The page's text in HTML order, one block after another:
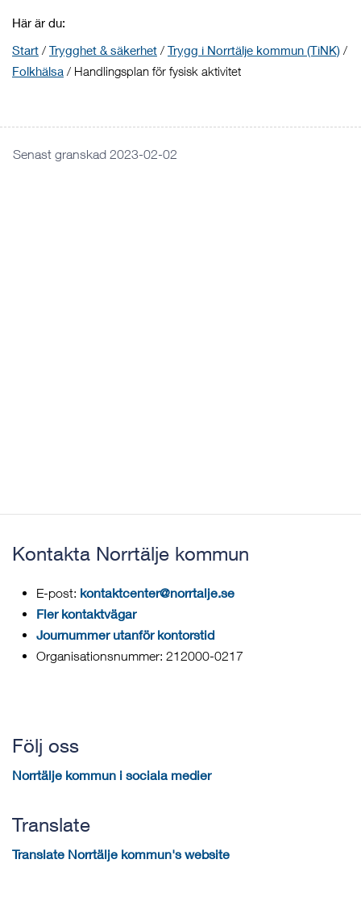
Här är du:
Start / Trygghet & säkerhet / Trygg i Norrtälje kommun (TiNK) /
Folkhälsa / Handlingsplan för fysisk aktivitet
Senast granskad 2023-02-02
Kontakta Norrtälje kommun
E-post: kontaktcenter@norrtalje.se
Fler kontaktvägar
Journummer utanför kontorstid
Organisationsnummer: 212000-0217
Följ oss
Norrtälje kommun i sociala medier
Translate
Translate Norrtälje kommun's website